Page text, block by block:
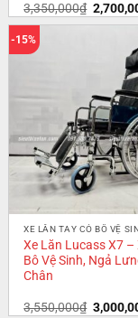
3,350,000₫
-15%
XE LĂN TAY CÓ BÔ VỆ
Xe Lăn Lucass X7 –
Bô Vệ Sinh, Ngả
Chân
3,550,000₫